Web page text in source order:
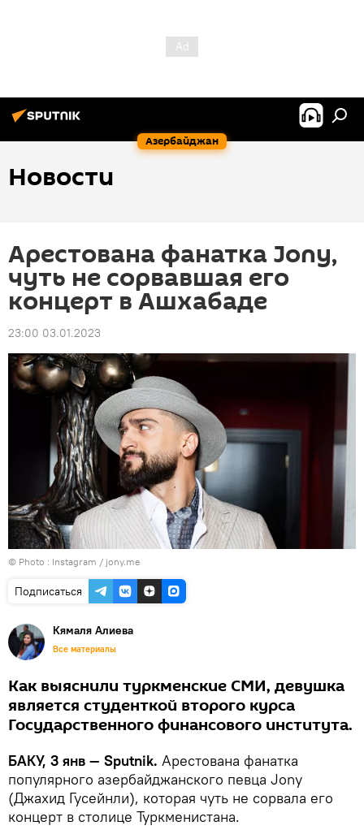
Азербайджан
Новости
Арестована фанатка Jony,
чуть не сорвавшая его
концерт в Ашхабаде
23:00 03.01.2023
© Photo : Instagram / jony.me
Подписаться
Кямаля Алиева
Все материалы
Как выяснили туркменские СМИ, девушка
является студенткой второго курса
Государственного финансового института.
БАКУ, 3 янв — Sputnik. Арестована фанатка
популярного азербайджанского певца Jony
(Джахид Гусейнли), которая чуть не сорвала его
концерт в столице Туркменистана.